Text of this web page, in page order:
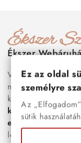
Ékszer
Válogass több száz
nemesacél ékszer
között
karkötők, női
esküvői
legújabb trendeket
Ez az oldal
személyre
Az
sütik